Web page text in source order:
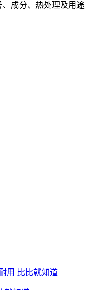
成分、热处理及用途